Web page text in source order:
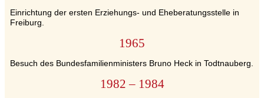
Einrichtung der ersten Erziehungs- und Eheberatungsstelle in
Freiburg.
1965
Besuch des Bundesfamilienministers Bruno Heck in Todtnauberg.
1982 – 1984